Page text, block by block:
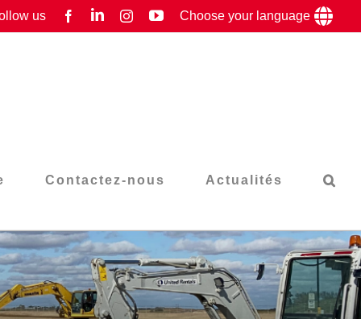
us FacebookLinkedInInstagramYouTube
Choose your language
Contactez-nous Actualités